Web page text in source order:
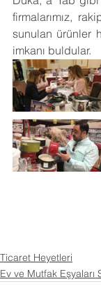
firmalarımız,
sunulan ürünler
imkanı buldular.
Ticaret Heyetleri
Ev ve Mutfak Eşyaları